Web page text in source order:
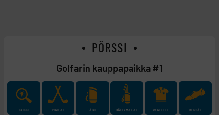
PÖRSSI
Golfarin kauppapaikka #1
KAIKKI MAILAT BÄGIT BÄGI + MAILAT VAATTEET KENGÄT